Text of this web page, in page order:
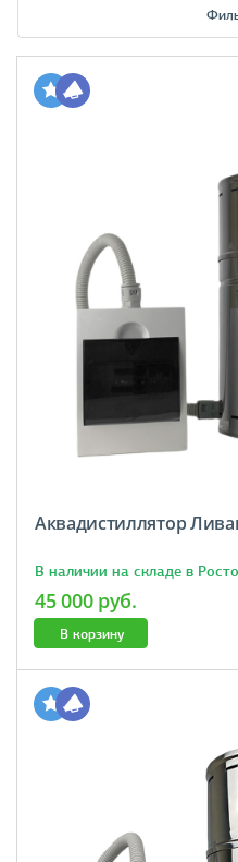
Аквадистиллятор
В наличии на складе в
45 000 руб.
В корзину